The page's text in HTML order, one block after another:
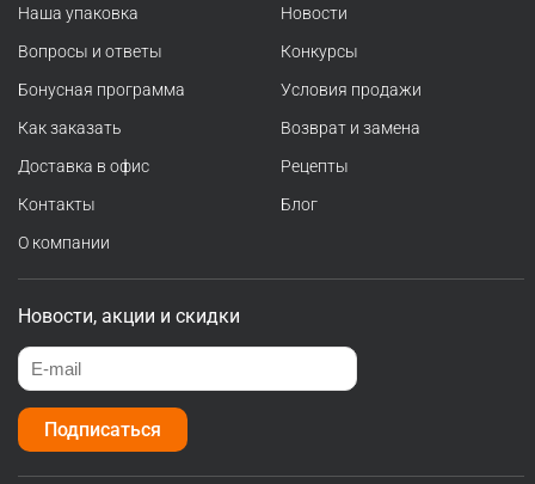
Наша упаковка
Вопросы и ответы
Бонусная программа
Как заказать
Доставка в офис
Контакты
О компании
Новости
Конкурсы
Условия продажи
Возврат и замена
Рецепты
Блог
Новости, акции и скидки
Подписаться